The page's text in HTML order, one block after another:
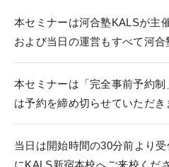
本セミナーは河合塾KALSが主
および当日の運営もすべて河合
本セミナーは「完全事前予約
は予約を締め切らせていただき
当日は開始時間の30分前より